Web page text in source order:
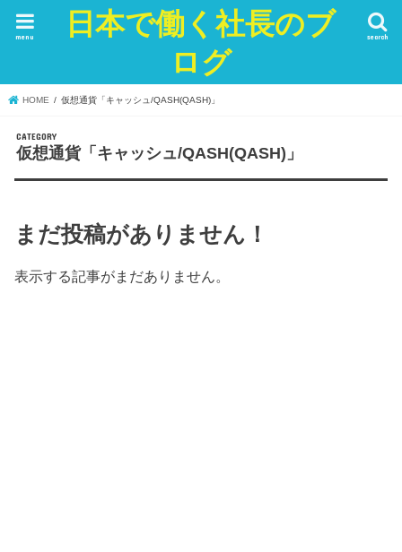
日本で働く社長のブ
ログ
search
menu
HOME 仮想通貨「キャッシュ/QASH(QASH)」
仮想通貨「キャッシュ/QASH(QASH)」
まだ投稿がありません！
表示する記事がまだありません。